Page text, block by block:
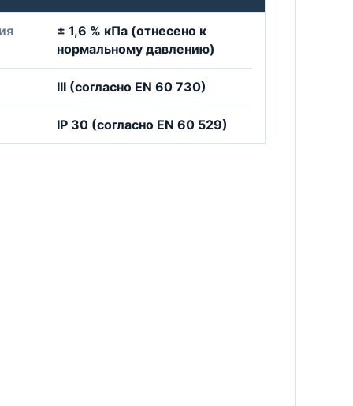
± 1,6 % кПа (отнесено к
нормальному давлению)
III (согласно EN 60 730)
IP 30 (согласно EN 60 529)